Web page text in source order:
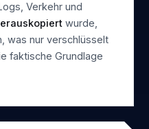
Verkehr und
wurde,
was nur verschlüsselt
faktische Grundlage